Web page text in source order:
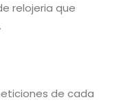
relojeria que
de cada